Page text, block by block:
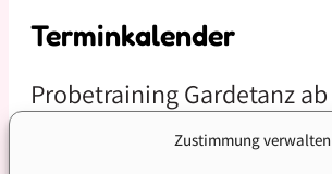
Zustimmung verwalten
Terminkalender